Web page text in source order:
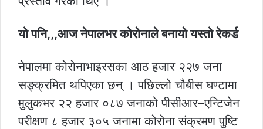
यो पनि,,,आज नेपालभर कोरोनाले बनायो यस्तो रेकर्ड
नेपालमा कोरोनाभाइरसका आठ हजार २२७ जना
सङ्क्रमित थपिएका छन् । पछिल्लो चौबीस घण्टामा
मुलुकभर २२ हजार ०८७ जनाको पीसीआर–एन्टिजेन
परीक्षण ८ हजार ३०५ जनामा कोरोना संक्रमण पुष्टि